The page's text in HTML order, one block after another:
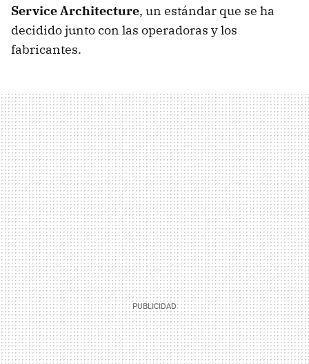
Service Architecture, un estándar que se ha
decidido junto con las operadoras y los
fabricantes.